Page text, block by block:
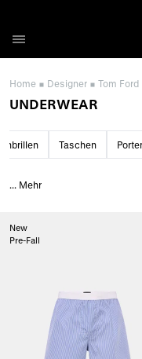
Home Designer Tom Ford
UNDERWEAR
Taschen
... Mehr
New
Pre-Fall